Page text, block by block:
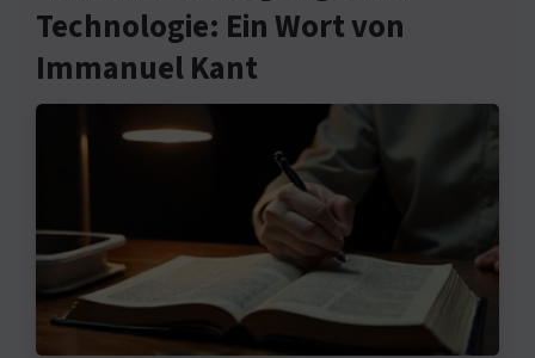
Technologie: Ein Wort von
Immanuel Kant